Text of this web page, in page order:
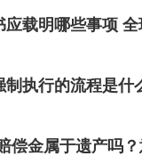
应载明哪些事项
制执行的流程是
偿金属于遗产吗